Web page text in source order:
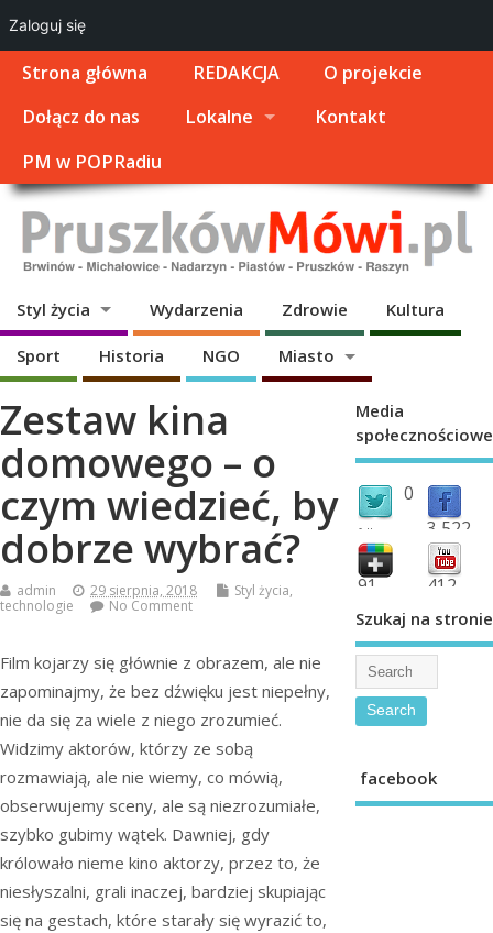
Strona główna REDAKCJA
O projekcie
Dołącz do nas
Lokalne
Kontakt
PM w POPRadiu
Styl życia Wydarzenia Zdrowie Kultura
Sport Historia NGO Miasto
Zestaw kina
domowego – o
czym wiedzieć, by
dobrze wybrać?
admin 29 sierpnia, 2018 Styl życia,
technologie
No Comment
Film kojarzy się głównie z obrazem, ale nie
zapominajmy, że bez dźwięku jest niepełny,
nie da się za wiele z niego zrozumieć.
Widzimy aktorów, którzy ze sobą
rozmawiają, ale nie wiemy, co mówią,
obserwujemy sceny, ale są niezrozumiałe,
szybko gubimy wątek. Dawniej, gdy
królowało nieme kino aktorzy, przez to, że
niesłyszalni, grali inaczej, bardziej skupiając
się na gestach, które starały się wyrazić to,
Media
społecznościowe
0
followers 3,522
fans
91 412
Szukaj na stronie
facebook
Zaloguj się